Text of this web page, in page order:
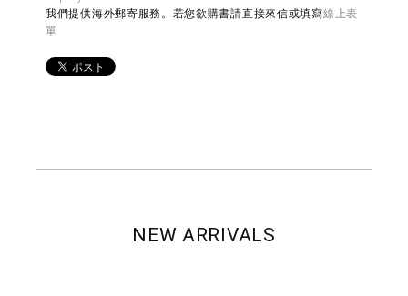
我們提供海外郵寄服務。若您欲購書請直接來信或填寫線上表
單
NEW ARRIVALS